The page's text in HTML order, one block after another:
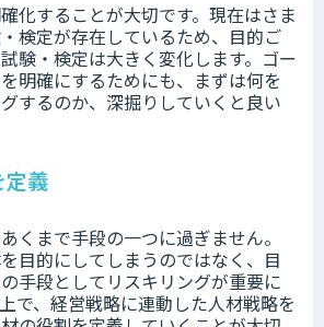
化することが大切です。現在はさま
検定が存在しているため、目的ご
験・検定は大きく変化します。ゴー
明確にするためにも、まずは何を
するのか、深掘りしていくと良い
定義
くまで手段の一つに過ぎません。
目的にしてしまうのではなく、目
手段としてリスキリングが重要に
で、経営戦略に連動した人材戦略を